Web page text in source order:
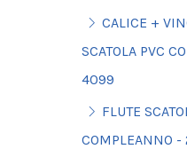
CALICE +
SCATOLA PVC
4099
FLUTE
COMPLEANNO